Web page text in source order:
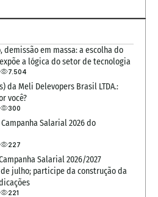
demissão em massa: a escolha do
a lógica do setor de tecnologia
7.504
da Meli Delevopers Brasil LTDA.:
você?
300
Salarial 2026 do
227
Salarial 2026/2027
de julho; participe da construção da
221